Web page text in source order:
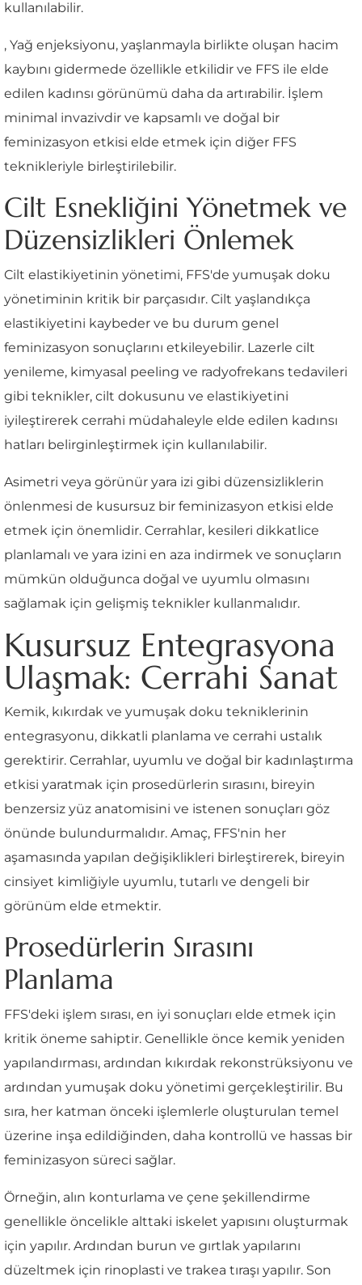
kullanılabilir.
, Yağ enjeksiyonu, yaşlanmayla birlikte oluşan hacim
kaybını gidermede özellikle etkilidir ve FFS ile elde
edilen kadınsı görünümü daha da artırabilir. İşlem
minimal invazivdir ve kapsamlı ve doğal bir
feminizasyon etkisi elde etmek için diğer FFS
teknikleriyle birleştirilebilir.
Cilt Esnekliğini Yönetmek ve
Düzensizlikleri Önlemek
Cilt elastikiyetinin yönetimi, FFS'de yumuşak doku
yönetiminin kritik bir parçasıdır. Cilt yaşlandıkça
elastikiyetini kaybeder ve bu durum genel
feminizasyon sonuçlarını etkileyebilir. Lazerle cilt
yenileme, kimyasal peeling ve radyofrekans tedavileri
gibi teknikler, cilt dokusunu ve elastikiyetini
iyileştirerek cerrahi müdahaleyle elde edilen kadınsı
hatları belirginleştirmek için kullanılabilir.
Asimetri veya görünür yara izi gibi düzensizliklerin
önlenmesi de kusursuz bir feminizasyon etkisi elde
etmek için önemlidir. Cerrahlar, kesileri dikkatlice
planlamalı ve yara izini en aza indirmek ve sonuçların
mümkün olduğunca doğal ve uyumlu olmasını
sağlamak için gelişmiş teknikler kullanmalıdır.
Kusursuz Entegrasyona
Ulaşmak: Cerrahi Sanat
Kemik, kıkırdak ve yumuşak doku tekniklerinin
entegrasyonu, dikkatli planlama ve cerrahi ustalık
gerektirir. Cerrahlar, uyumlu ve doğal bir kadınlaştırma
etkisi yaratmak için prosedürlerin sırasını, bireyin
benzersiz yüz anatomisini ve istenen sonuçları göz
önünde bulundurmalıdır. Amaç, FFS'nin her
aşamasında yapılan değişiklikleri birleştirerek, bireyin
cinsiyet kimliğiyle uyumlu, tutarlı ve dengeli bir
görünüm elde etmektir.
Prosedürlerin Sırasını
Planlama
FFS'deki işlem sırası, en iyi sonuçları elde etmek için
kritik öneme sahiptir. Genellikle önce kemik yeniden
yapılandırması, ardından kıkırdak rekonstrüksiyonu ve
ardından yumuşak doku yönetimi gerçekleştirilir. Bu
sıra, her katman önceki işlemlerle oluşturulan temel
üzerine inşa edildiğinden, daha kontrollü ve hassas bir
feminizasyon süreci sağlar.
Örneğin, alın konturlama ve çene şekillendirme
genellikle öncelikle alttaki iskelet yapısını oluşturmak
için yapılır. Ardından burun ve gırtlak yapılarını
düzeltmek için rinoplasti ve trakea tıraşı yapılır. Son